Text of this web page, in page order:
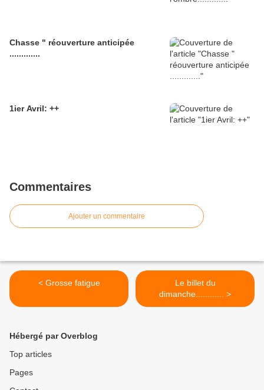
Chasse " réouverture anticipée
.............
1ier Avril: ++
Commentaires
Ajouter un commentaire
< Grosse fatigue
Le billet du
dimanche............ >
Hébergé par Overblog
Top articles
Pages